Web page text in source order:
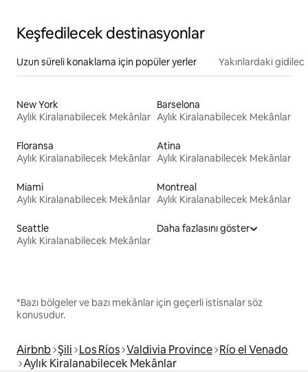
Keşfedilecek destinasyonlar
Uzun süreli konaklama için popüler yerler Yakınlardaki
New York
Aylık Kiralanabilecek Mekânlar
Barselona
Aylık Kiralanabilecek Mekânlar
Floransa
Aylık Kiralanabilecek Mekânlar
Atina
Aylık Kiralanabilecek Mekânlar
Miami
Aylık Kiralanabilecek Mekânlar
Montreal
Aylık Kiralanabilecek Mekânlar
Seattle
Aylık Kiralanabilecek Mekânlar
Daha fazlasını göster
*Bazı bölgeler ve bazı mekânlar için geçerli istisnalar söz
konusudur.
Airbnb Şili Los Ríos Valdivia Province Río el Venado
Aylık Kiralanabilecek Mekânlar